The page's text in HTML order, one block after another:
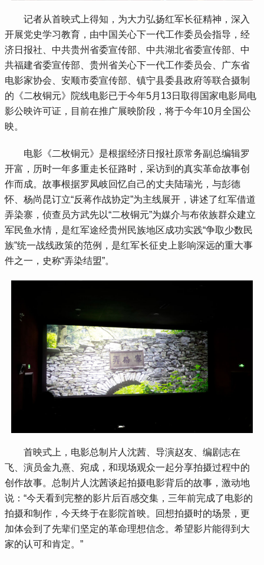
记者从首映式上得知，为大力弘扬红军长征精神，深入
开展党史学习教育，由中国关心下一代工作委员会指导，经
济日报社、中共贵州省委宣传部、中共湖北省委宣传部、中
共福建省委宣传部、贵州省关心下一代工作委员会、广东省
电影家协会、安顺市委宣传部、镇宁县委县政府等联合摄制
的《二枚铜元》院线电影已于今年5月 13日取得国家电影局电
影公映许可证，目前在推广展映阶段，将于今年10月全国公
映。
电影《二枚铜元》是根据经济日报社原常务副总编辑罗
开富，历时一年多重走长征路时，采访到的真实革命故事创
作而成。故事根据罗凤岐回忆自己的丈夫陆瑞光，与彭德
怀、杨尚昆订立“反蒋作战协定”为主线展开，讲述了红军借道
弄染寨，侦查员方武先以“二枚铜元”为媒介与布依族群众建立
军民鱼水情，是红军途经贵州民族地区成功实践“争取少数民
族”统一战线政策的范例，是红军长征史上影响深远的重大事
件之一，史称“弄染结盟”。
首映式上，电影总制片人沈茜、导演赵友、编剧志在
飞、演员金九熹、宛成，和现场观众一起分享拍摄过程中的
创作故事。总制片人沈茜谈起拍摄电影背后的故事，激动地
说：“今天看到完整的影片后百感交集，三年前完成了电影的
拍摄和制作，今天终于在影院首映。回想拍摄时的场景，更
加体会到了先辈们坚定的革命理想信念。希望影片能得到大
家的认可和肯定。”